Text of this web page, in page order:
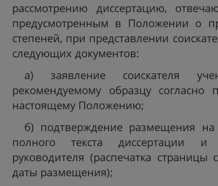
рассмотрению диссертацию,
предусмотренным в Положении о
степеней, при представлении
следующих документов:
а) заявление соискателя
рекомендуемому образцу
настоящему Положению;
б) подтверждение размещения на
полного текста диссертации и
руководителя (распечатка страницы
даты размещения);